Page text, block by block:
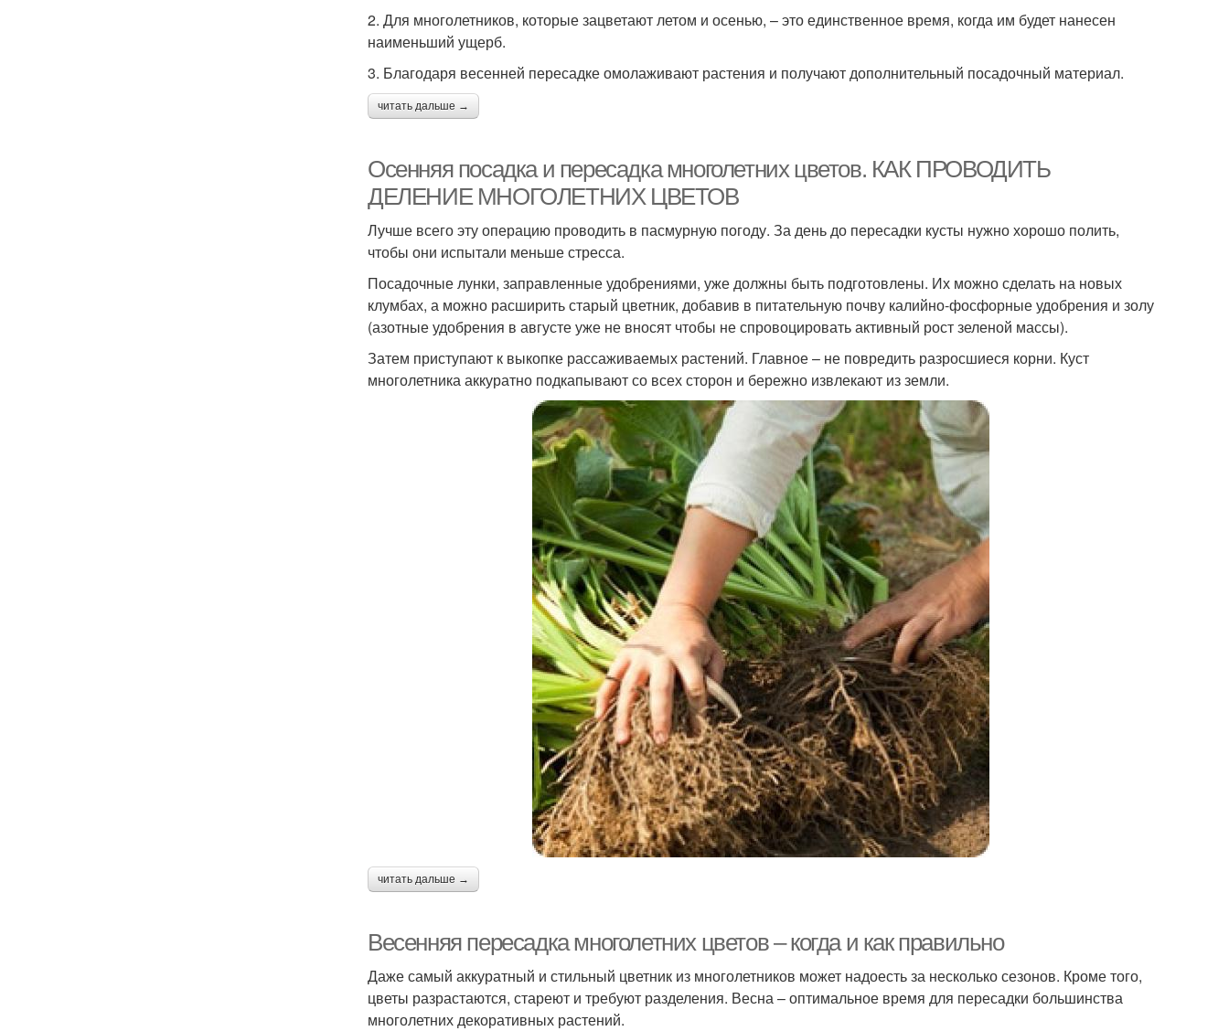
2. Для многолетников, которые зацветают летом и осенью, – это единственное время, когда им будет нанесен
наименьший ущерб.
3. Благодаря весенней пересадке омолаживают растения и получают дополнительный посадочный материал.
читать дальше →
Осенняя посадка и пересадка многолетних цветов. КАК ПРОВОДИТЬ
ДЕЛЕНИЕ МНОГОЛЕТНИХ ЦВЕТОВ
Лучше всего эту операцию проводить в пасмурную погоду. За день до пересадки кусты нужно хорошо полить,
чтобы они испытали меньше стресса.
Посадочные лунки, заправленные удобрениями, уже должны быть подготовлены. Их можно сделать на новых
клумбах, а можно расширить старый цветник, добавив в питательную почву калийно-фосфорные удобрения и золу
(азотные удобрения в августе уже не вносят чтобы не спровоцировать активный рост зеленой массы).
Затем приступают к выкопке рассаживаемых растений. Главное – не повредить разросшиеся корни. Куст
многолетника аккуратно подкапывают со всех сторон и бережно извлекают из земли.
читать дальше →
Весенняя пересадка многолетних цветов – когда и как правильно
Даже самый аккуратный и стильный цветник из многолетников может надоесть за несколько сезонов. Кроме того,
цветы разрастаются, стареют и требуют разделения. Весна – оптимальное время для пересадки большинства
многолетних декоративных растений.